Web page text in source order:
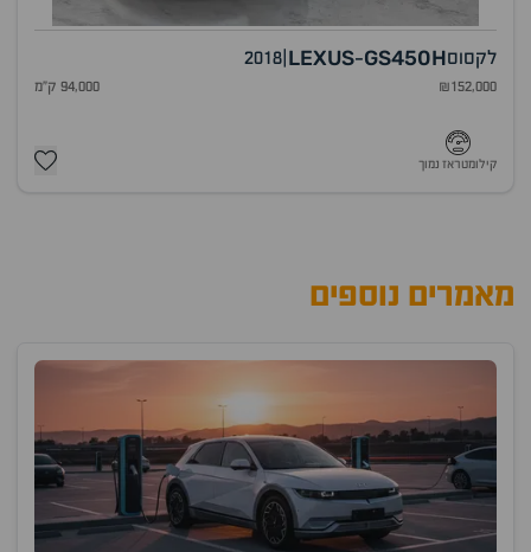
לקסוס LEXUS-GS450H
2018
₪152,000 94,000 ק"מ
קילומטראז נמוך
מאמרים נוספים